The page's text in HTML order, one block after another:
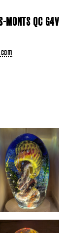
MONTS QC G4V